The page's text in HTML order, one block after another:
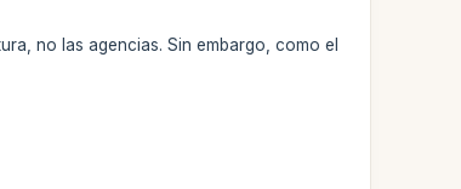
no las agencias. Sin embargo, como el